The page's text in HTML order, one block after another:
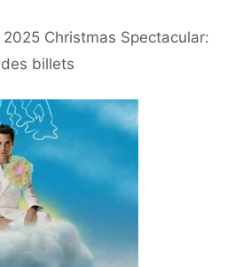
Christmas Spectacular:
billets